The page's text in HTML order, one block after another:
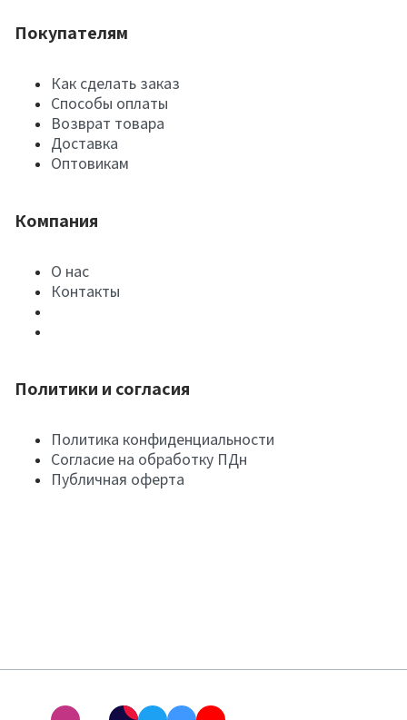
Покупателям
Как сделать заказ
Способы оплаты
Возврат товара
Доставка
Оптовикам
Компания
О нас
Контакты
Политики и согласия
Политика конфиденциальности
Согласие на обработку ПДн
Публичная оферта